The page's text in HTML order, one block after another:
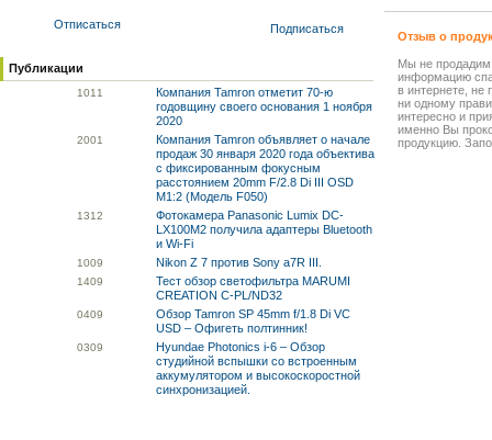
Отписаться Подписаться
Публикации
1011
Компания Tamron отметит 70-ю
годовщину своего основания 1 ноября
2020
2001
Компания Tamron объявляет о начале
продаж 30 января 2020 года объектива
с фиксированным фокусным
расстоянием 20mm F/2.8 Di III OSD
M1:2 (Модель F050)
1312
Фотокамера Panasonic Lumix DC-
LX100M2 получила адаптеры Bluetooth
и Wi-Fi
1009 Nikon Z 7 против Sony a7R III.
1409
Тест обзор светофильтра MARUMI
CREATION C-PL/ND32
0409
Обзор Tamron SP 45mm f/1.8 Di VC
USD – Офигеть полтинник!
0309
Hyundae Photonics i-6 – Обзор
студийной вспышки со встроенным
аккумулятором и высокоскоростной
синхронизацией.
Отзыв о
Мы не
информацию
в интернете, не
ни одному
интересно и
именно Вы
продукцию.